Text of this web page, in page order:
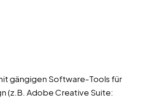
gängigen Software-Tools für
(z.B. Adobe Creative Suite: